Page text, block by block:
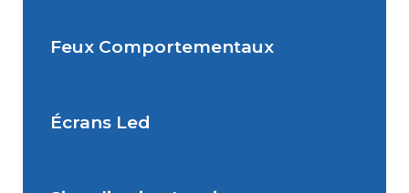
Situations de signalisation
Radar Pédagogique
Feux Comportementaux
Feu Comportemental
Écrans Led